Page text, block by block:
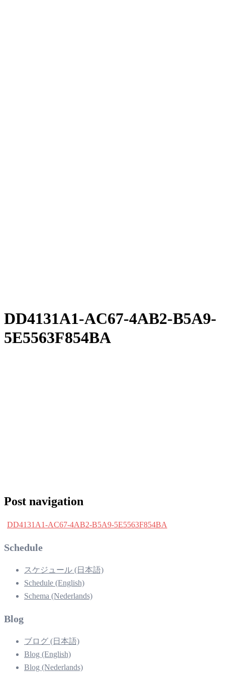
DD4131A1-AC67-4AB2-B5A9-
5E5563F854BA
Post navigation
DD4131A1-AC67-4AB2-B5A9-5E5563F854BA
Schedule
スケジュール (日本語)
Schedule (English)
Schema (Nederlands)
Blog
ブログ (日本語)
Blog (English)
Blog (Nederlands)